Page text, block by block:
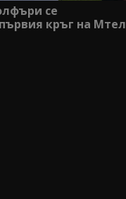
се
кръг на Мтел